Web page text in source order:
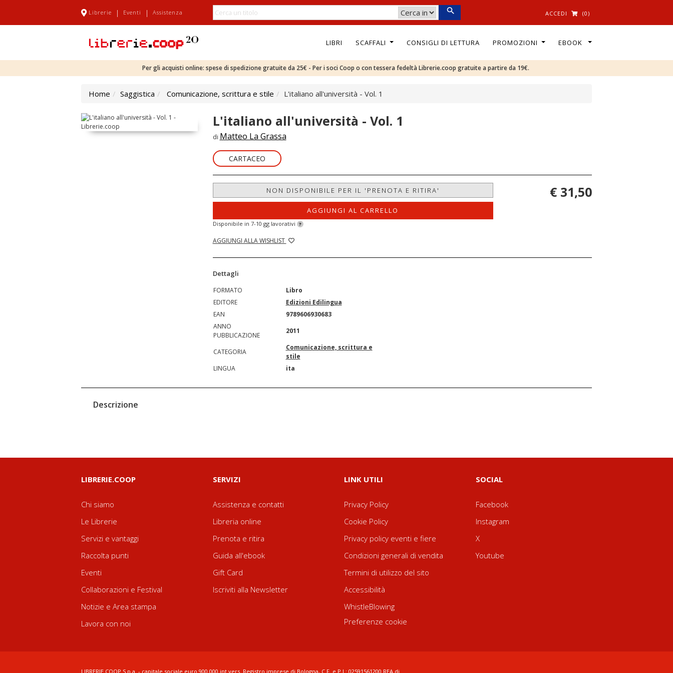
Librerie | Eventi | Assistenza ACCEDI (0)
LIBRI SCAFFALI CONSIGLI DI LETTURA PROMOZIONI EBOOK
Per gli acquisti online: spese di spedizione gratuite da 25€ - Per i soci Coop o con tessera fedeltà Librerie.coop gratuite a partire da 19€.
Home Saggistica Comunicazione, scrittura e stile L'italiano all'università - Vol. 1
L'italiano all'università - Vol. 1
di Matteo La Grassa
CARTACEO
NON DISPONIBILE PER IL 'PRENOTA E RITIRA'
AGGIUNGI AL CARRELLO
Disponibile in 7-10 gg lavorativi ?
AGGIUNGI ALLA WISHLIST
€ 31,50
Dettagli
FORMATO
Libro
EDITORE
Edizioni Edilingua
EAN
9789606930683
ANNO
PUBBLICAZIONE
2011
CATEGORIA
Comunicazione, scrittura e
stile
LINGUA
ita
Descrizione
LIBRERIE.COOP
Chi siamo
Le Librerie
Servizi e vantaggi
Raccolta punti
Eventi
Collaborazioni e Festival
Notizie e Area stampa
Lavora con noi
SERVIZI
Assistenza e contatti
Libreria online
Prenota e ritira
Guida all'ebook
Gift Card
Iscriviti alla Newsletter
LINK UTILI
Privacy Policy
Cookie Policy
Privacy policy eventi e fiere
Condizioni generali di vendita
Termini di utilizzo del sito
Accessibilità
WhistleBlowing
Preferenze cookie
SOCIAL
Facebook
Instagram
X
Youtube
LIBRERIE.COOP S.p.a. - capitale sociale euro 900.000 int.vers. Registro imprese di Bologna, C.F. e P.I.: 02591561200 REA di